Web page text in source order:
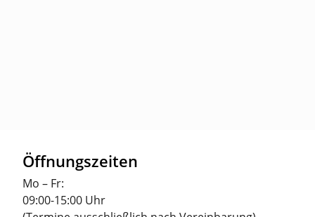
Öffnungszeiten
Mo – Fr:
09:00-15:00 Uhr